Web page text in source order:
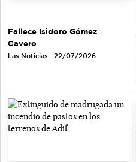
Fallece Isidoro Gómez
Cavero
Las Noticias - 22/07/2026